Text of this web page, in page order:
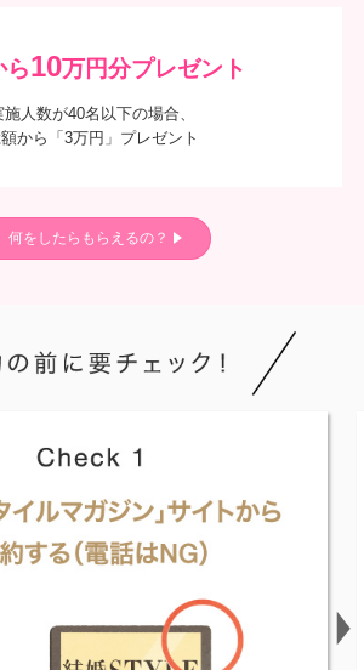
ら10万円分プレゼント
施人数が40名以下の場合、
から「3万円」プレゼント
何をしたらもらえるの？